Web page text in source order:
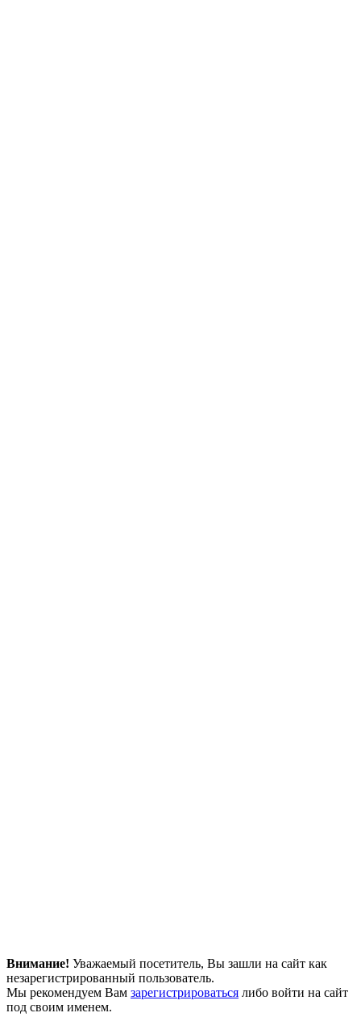
Внимание! Уважаемый посетитель, Вы зашли на сайт как
незарегистрированный пользователь.
Мы рекомендуем Вам зарегистрироваться либо войти на сайт
под своим именем.